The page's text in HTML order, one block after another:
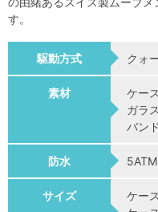
す。
駆動方式 クォ
素材
ケー
ガラ
バン
防水 5ATM
サイズ
ケー